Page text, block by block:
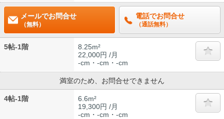
メールでお問合せ
（無料）
電話でお問合せ
（通話無料）
5帖-1階
8.25m²
22,000円 /月
-cm・-cm・-cm
満室のため、お問合せできません
4帖-1階
6.6m²
19,300円 /月
-cm・-cm・-cm